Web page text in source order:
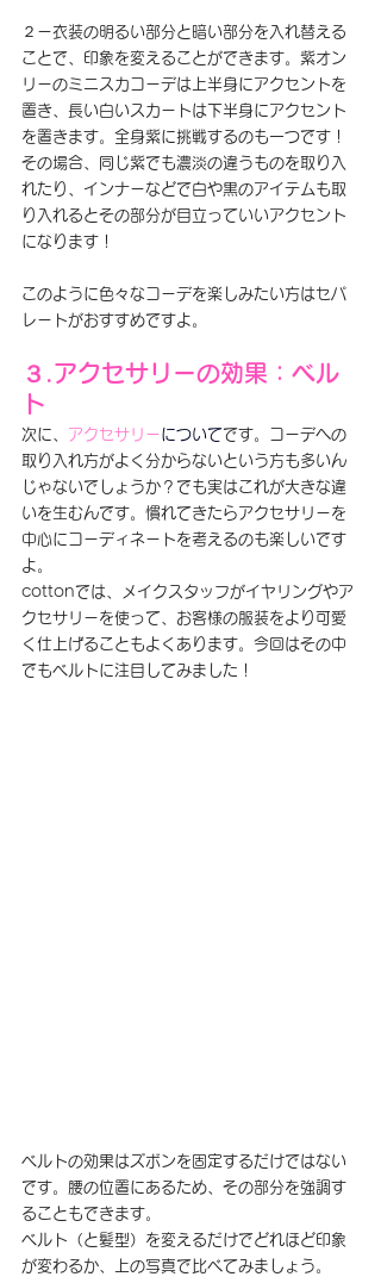
２ー衣装の明るい部分と暗い部分を入れ替える
ことで、印象を変えることができます。紫オン
リーのミニスカコーデは上半身にアクセントを
置き、長い白いスカートは下半身にアクセント
を置きます。全身紫に挑戦するのも一つです！
その場合、同じ紫でも濃淡の違うものを取り入
れたり、インナーなどで白や黒のアイテムも取
り入れるとその部分が目立っていいアクセント
になります！
このように色々なコーデを楽しみたい方はセパ
レートがおすすめですよ。
３.アクセサリーの効果： ベル
ト
次に、 アクセサリーについてです。コーデへの
取り入れ方がよく分からないという方も多いん
じゃないでしょうか？でも実はこれが大きな違
いを生むんです。慣れてきたらアクセサリーを
中心にコーディネートを考えるのも楽しいです
よ。
cottonでは、メイクスタッフがイヤリングやア
クセサリーを使って、お客様の服装をより可愛
く仕上げることもよくあります。今回はその中
でもベルトに注目してみました！
ベルトの効果はズボンを固定するだけではない
です。腰の位置にあるため、その部分を強調す
ることもできます。
ベルト（と髪型）を変えるだけでどれほど印象
が変わるか、上の写真で比べてみましょう。